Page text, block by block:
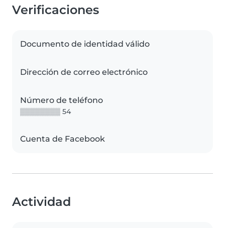
Verificaciones
Documento de identidad válido
Dirección de correo electrónico
Número de teléfono
▒▒▒▒▒▒▒▒ 54
Cuenta de Facebook
Actividad